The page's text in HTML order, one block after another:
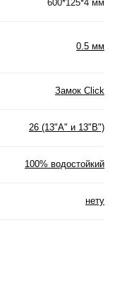
600*125*4 мм
0.5 мм
Замок Click
26 (13"А" и 13"В")
100% водостойкий
нету